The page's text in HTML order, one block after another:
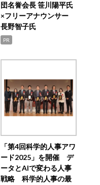
団名誉会長 笹川陽平氏
×フリーアナウンサー
長野智子氏
PR
「第4回科学的人事アワ
ード2025」を開催 デ
ータとAIで変わる人事
戦略 科学的人事の最